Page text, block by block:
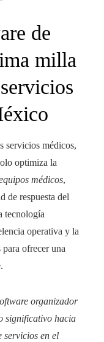
de
milla
servicios médicos,
optimiza la
médicos,
de respuesta del
tecnología
operativa y la
ofrecer una
organizador
significativo hacia
servicios en el